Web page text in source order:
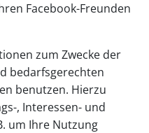
Facebook-Freunden
zum Zwecke der
bedarfsgerechten
benutzen. Hierzu
, Interessen- und
um Ihre Nutzung